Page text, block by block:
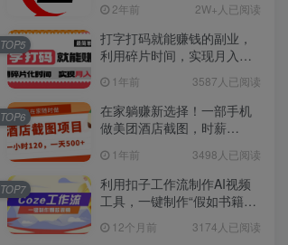
2年前 2W+人已阅读
打字打码就能赚钱的副业，
利用碎片时间，实现月入过
1年前 3587人已阅读
TOP5
在家躺赚新选择！一部手机
做美团酒店截图，时薪
1年前 3498人已阅读
TOP6
利用扣子工作流制作AI视频
工具，一键制作“假如书籍会
12个月前 3174人已阅读
TOP7